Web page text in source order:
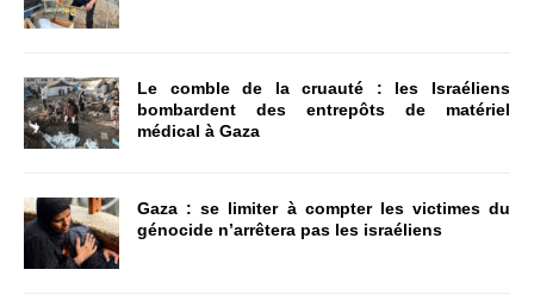
Le comble de la cruauté : les Israéliens
bombardent des entrepôts de matériel
médical à Gaza
Gaza : se limiter à compter les victimes du
génocide n’arrêtera pas les israéliens